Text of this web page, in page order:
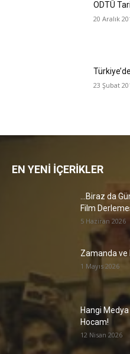
ODTÜ
20 Aralık
23 Şubat
EN YENİ İÇERİKLER
…Biraz da
Film
5 Haziran 2026
Zamanda ve
1 Mayıs 2026
Hangi
Hocam!
12 Nisan 2026